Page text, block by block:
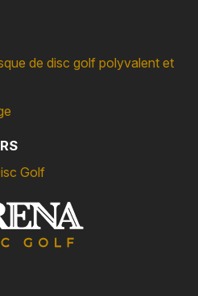
de disc golf polyvalent et
Golf